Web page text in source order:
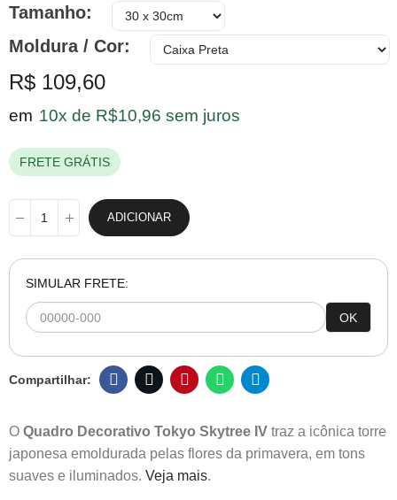
Tamanho
Moldura / Cor
R$ 109,60
em 10x de R$10,96 sem juros
FRETE GRÁTIS
ADICIONAR
SIMULAR FRETE:
OK
O Quadro Decorativo Tokyo Skytree IV traz a icônica torre
japonesa emoldurada pelas flores da primavera, em tons
suaves e iluminados. Veja mais.